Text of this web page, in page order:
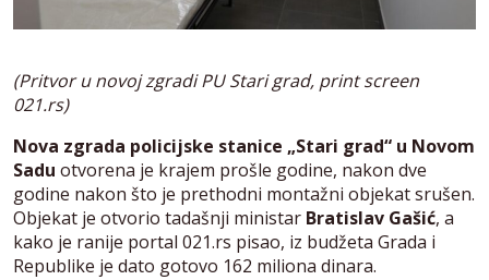
(Pritvor u novoj zgradi PU Stari grad, print screen
021.rs)
Nova zgrada policijske stanice „Stari grad“ u Novom
Sadu otvorena je krajem prošle godine, nakon dve
godine nakon što je prethodni montažni objekat srušen.
Objekat je otvorio tadašnji ministar Bratislav Gašić, a
kako je ranije portal 021.rs pisao, iz budžeta Grada i
Republike je dato gotovo 162 miliona dinara.